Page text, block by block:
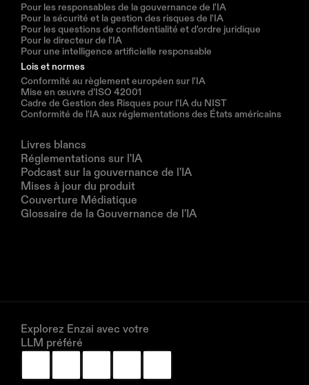
Pour les responsables de la gouvernance de l'IA
Pour la sécurité et la gestion des risques de l'IA
Pour les questions de confidentialité et d'ordre juridique
Pour le directeur de l'IA
Pour une intelligence artificielle responsable
Lois et normes
Conformité au règlement européen sur l'IA
Mise en œuvre d’ISO 42001
Cadre de Gestion des Risques pour l'IA du NIST
Conformité de l'IA aux réglementations des États américains
Livres blancs
Réglementations sur l'IA
Podcast sur la gouvernance de l'IA
Mises à jour du produit
Couverture Médiatique
Glossaire de la Gouvernance de l'IA
Explorez Enzai avec votre
LLM préféré